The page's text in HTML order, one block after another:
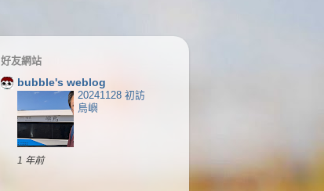
好友網站
bubble's weblog
20241128 初訪
鳥嶼
1 年前